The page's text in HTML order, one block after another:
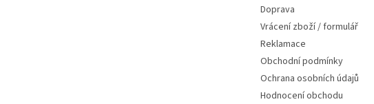
Doprava
Vrácení zboží / formulář
Reklamace
Obchodní podmínky
Ochrana osobních údajů
Hodnocení obchodu